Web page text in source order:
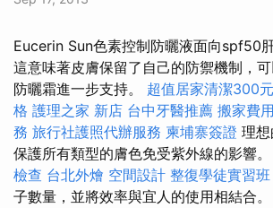
Eucerin Sun色素控制防曬液面向spf50
這意味著皮膚保留了自己的防禦機制，
防曬霜進一步支持。 超值居家清潔300
格 護理之家 新店 台中牙醫推薦 搬家費用
務 旅行社護照代辦服務 柬埔寨簽證 理
保護所有類型的膚色免受紫外線的影響。
檢查 台北外燴 空間設計 整復學徒實習班
子數量，並將效率與宜人的使用相結合。